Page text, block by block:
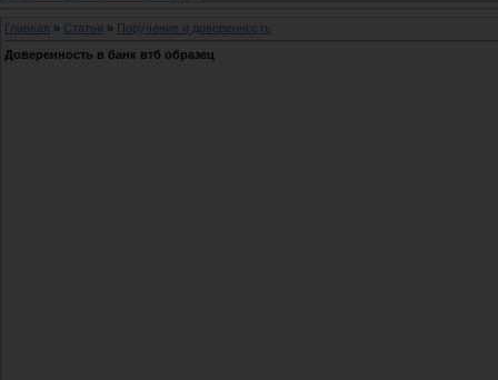
Главная » Статьи » Поручение и доверенность
Доверенность в банк втб образец